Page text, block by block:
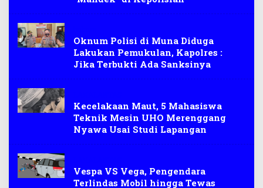
Oknum Polisi di Muna Diduga
Lakukan Pemukulan, Kapolres :
Jika Terbukti Ada Sanksinya
Kecelakaan Maut, 5 Mahasiswa
Teknik Mesin UHO Merenggang
Nyawa Usai Studi Lapangan
Vespa VS Vega, Pengendara
Terlindas Mobil hingga Tewas